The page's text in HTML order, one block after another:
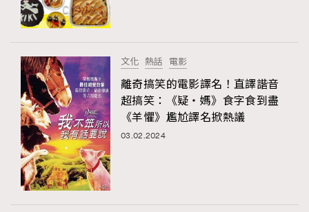
文化 熱話 電影
離奇搞笑的電影譯名！直譯諧音
超搞笑：《疑‧媽》食字食到盡
《羊懼》尷尬譯名掀熱議
03.02.2024